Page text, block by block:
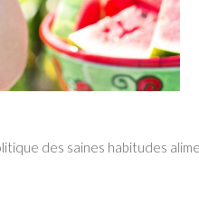
des saines habitudes